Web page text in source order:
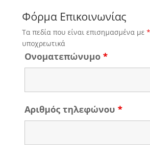
Φόρμα Επικοινωνίας
Τα πεδία που είναι επισημασμένα με *
υποχρεωτικά
Ονοματεπώνυμο *
Αριθμός τηλεφώνου *